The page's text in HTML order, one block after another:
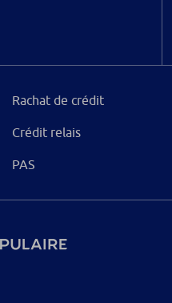
Rachat de crédit
Crédit relais
PAS